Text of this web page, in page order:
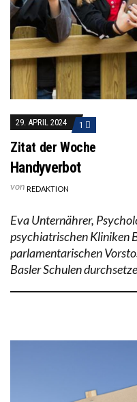
29. APRIL 2024 1
Zitat der Woche
Handyverbot
von REDAKTION
Eva Unternährer,
psychiatrischen Kliniken
parlamentarischen
Basler Schulen